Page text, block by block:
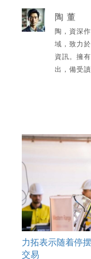
陶 董
陶，資深
域，致力
資訊。擁
出，備受讀
力拓表示随着停
交易